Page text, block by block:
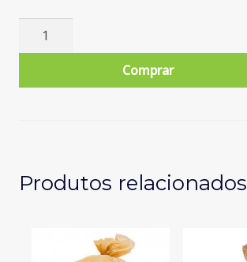
Quantidade
Tortitas
Comprar
Produtos relacionados